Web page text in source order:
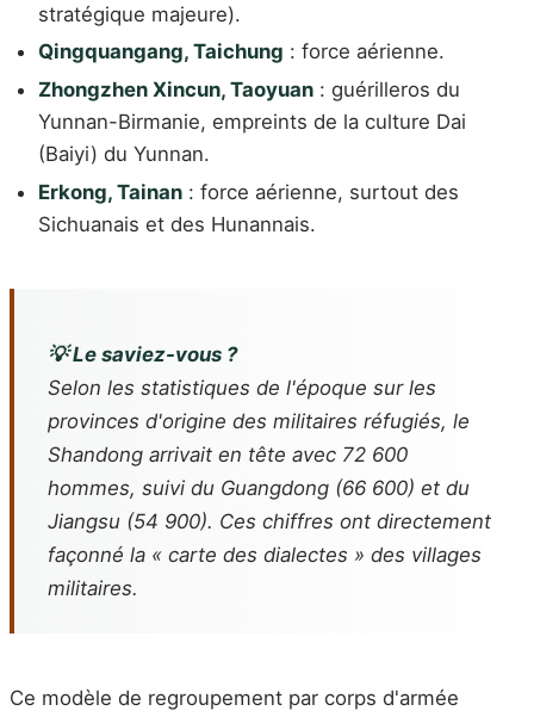
stratégique majeure).
Qingquangang, Taichung : force aérienne.
Zhongzhen Xincun, Taoyuan : guérilleros du
Yunnan-Birmanie, empreints de la culture Dai
(Baiyi) du Yunnan.
Erkong, Tainan : force aérienne, surtout des
Sichuanais et des Hunannais.
💡 Le saviez-vous ?
Selon les statistiques de l'époque sur les
provinces d'origine des militaires réfugiés, le
Shandong arrivait en tête avec 72 600
hommes, suivi du Guangdong (66 600) et du
Jiangsu (54 900). Ces chiffres ont directement
façonné la « carte des dialectes » des villages
militaires.
Ce modèle de regroupement par corps d'armée